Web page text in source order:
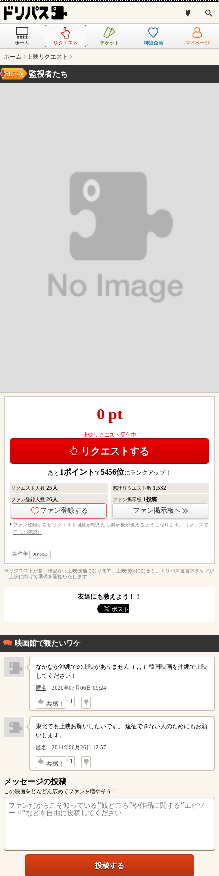
ス
ホーム リクエスト チケット 特別企画 マイページ
ホーム 上映リクエスト
監視者たち
5877位
0 pt
上映リクエスト受付中
リクエストする
あと 1ポイント で5456位にランクアップ！
リクエスト人数 25 人 累計リクエスト数 1,532
ファン登録人数 26人
ファン登録する
ファン掲示板 1投稿
ファン掲示板へ
ファン登録するとリクエスト回数が増えたり掲示板が使えるようになります。（タップで
詳しく確認）
製作年 2013年
※リクエストが多い作品から上映候補になります。上映候補になると、ドリパス運営スタッフが
上映に向けて準備を開始いたします。
友達にも教えよう！！
映画館で観たいワケ
なかなか沖縄での上映がありません（ ; ; ）韓国映画を沖縄で上映
してください！
匿名 2020年07月06日 09:24
共感！ 1
↓
東北でも上映お願いしたいです。 遠征できない人のためにもお願
いします。
匿名 2014年06月26日 12:57
共感！ 1
↓
メッセージの投稿
この映画をどんどん広めてファンを増やそう！